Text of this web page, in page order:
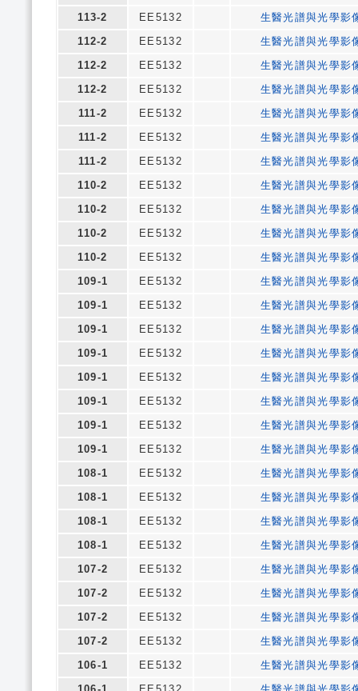
113-2
EE5132
生醫光譜與光學影
112-2
EE5132
生醫光譜與光學影
112-2
EE5132
生醫光譜與光學影
112-2
EE5132
生醫光譜與光學影
111-2
EE5132
生醫光譜與光學影
111-2
EE5132
生醫光譜與光學影
111-2
EE5132
生醫光譜與光學影
110-2
EE5132
生醫光譜與光學影
110-2
EE5132
生醫光譜與光學影
110-2
EE5132
生醫光譜與光學影
110-2
EE5132
生醫光譜與光學影
109-1
EE5132
生醫光譜與光學影
109-1
EE5132
生醫光譜與光學影
109-1
EE5132
生醫光譜與光學影
109-1
EE5132
生醫光譜與光學影
109-1
EE5132
生醫光譜與光學影
109-1
EE5132
生醫光譜與光學影
109-1
EE5132
生醫光譜與光學影
109-1
EE5132
生醫光譜與光學影
108-1
EE5132
生醫光譜與光學影
108-1
EE5132
生醫光譜與光學影
108-1
EE5132
生醫光譜與光學影
108-1
EE5132
生醫光譜與光學影
107-2
EE5132
生醫光譜與光學影
107-2
EE5132
生醫光譜與光學影
107-2
EE5132
生醫光譜與光學影
107-2
EE5132
生醫光譜與光學影
106-1
EE5132
生醫光譜與光學影